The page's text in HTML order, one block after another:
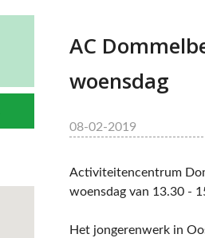
AC
woensdag
08-02-2019
Activiteitencentrum
woensdag van 13.30 -
Het jongerenwerk in